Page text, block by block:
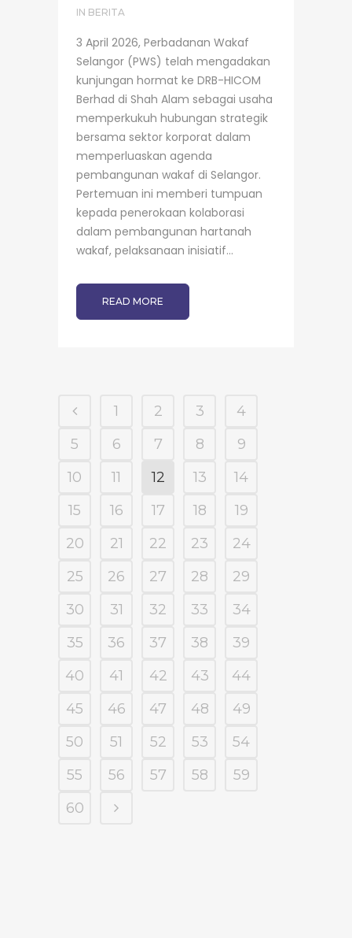
IN BERITA
3 April 2026, Perbadanan Wakaf
Selangor (PWS) telah mengadakan
kunjungan hormat ke DRB-HICOM
Berhad di Shah Alam sebagai usaha
memperkukuh hubungan strategik
bersama sektor korporat dalam
memperluaskan agenda
pembangunan wakaf di Selangor.
Pertemuan ini memberi tumpuan
kepada penerokaan kolaborasi
dalam pembangunan hartanah
wakaf, pelaksanaan inisiatif...
READ MORE
1 2 3
4
5
6 7 8
9
10
11 12 13
14
15
16 17 18
19
20
21 22 23
24
25
26 27 28
29
30
31 32 33
34
35
36 37 38
39
40
41 42 43
44
45
46 47 48
49
50
51 52 53
54
55
56 57 58
59
60